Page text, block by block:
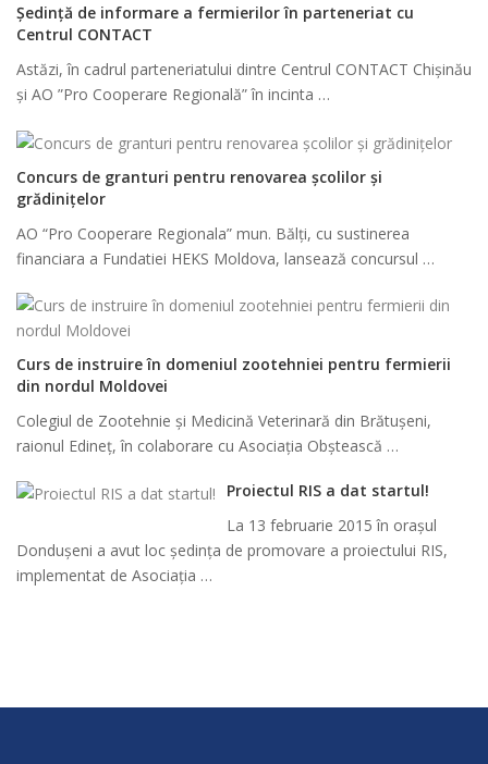
Ședință de informare a fermierilor în parteneriat cu
Centrul CONTACT
Astăzi, în cadrul parteneriatului dintre Centrul CONTACT Chișinău
și AO ”Pro Cooperare Regională” în incinta …
Concurs de granturi pentru renovarea școlilor și
grădinițelor
AO “Pro Cooperare Regionala” mun. Bălți, cu sustinerea
financiara a Fundatiei HEKS Moldova, lansează concursul …
Curs de instruire în domeniul zootehniei pentru fermierii
din nordul Moldovei
Colegiul de Zootehnie și Medicină Veterinară din Brătușeni,
raionul Edineț, în colaborare cu Asociația Obștească …
Proiectul RIS a dat startul!
La 13 februarie 2015 în orașul
Dondușeni a avut loc ședința de promovare a proiectului RIS,
implementat de Asociația …